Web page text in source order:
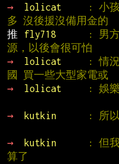
→
lolicat
: 小
多 沒後援沒備用金的
推
fly718
: 男
源，以後會很可怕
→
lolicat
: 情
國 買一些大型家電或
→
lolicat
: 娛
→
kutkin
: 所
→
kutkin
: 但
算了